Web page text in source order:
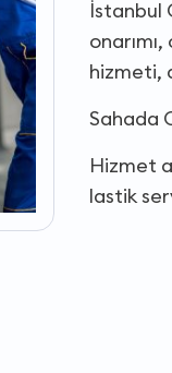
İstanbul
hizmeti,
Sahada
Hizmet
lastik